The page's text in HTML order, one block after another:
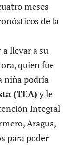
meses
de la
llevar a su
quien fue
niña podría
(TEA) y le
Integral
Aragua,
para poder